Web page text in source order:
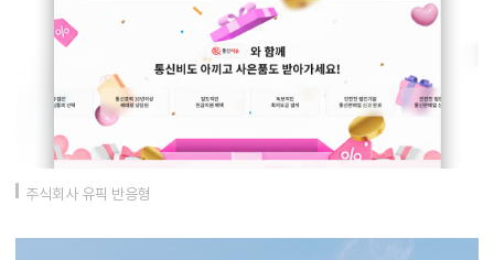
주식회사 유픽 반응형